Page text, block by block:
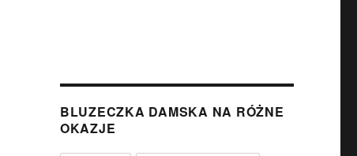
BLUZECZKA DAMSKA NA RÓŻNE
OKAZJE